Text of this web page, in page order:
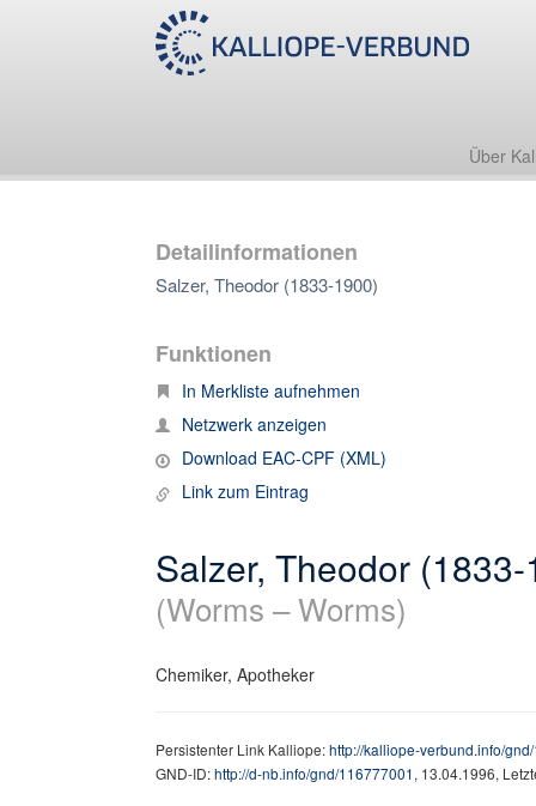
Über
Detailinformationen
Salzer, Theodor (1833-1900)
Funktionen
In Merkliste aufnehmen
Netzwerk anzeigen
Download EAC-CPF (XML)
Link zum Eintrag
Salzer, Theodor
(Worms – Worms)
Chemiker, Apotheker
Persistenter Link Kalliope:http://kalliope-verbund.info/
GND-ID:http://d-nb.info/gnd/116777001, 13.04.1996,